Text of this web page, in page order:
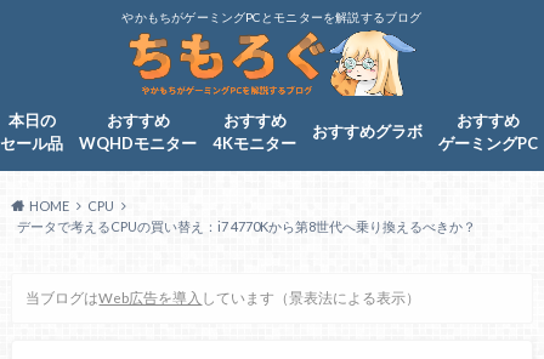
やかもちがゲーミングPCとモニターを解説するブログ
本日の
セール品
おすすめ
WQHDモニター
おすすめ
4Kモニター
おすすめグラボ
おすすめ
ゲーミングPC
HOME
CPU
データで考えるCPUの買い替え：i7 4770Kから第8世代へ乗り換えるべきか？
当ブログはWeb広告を導入 しています（景表法による表示）